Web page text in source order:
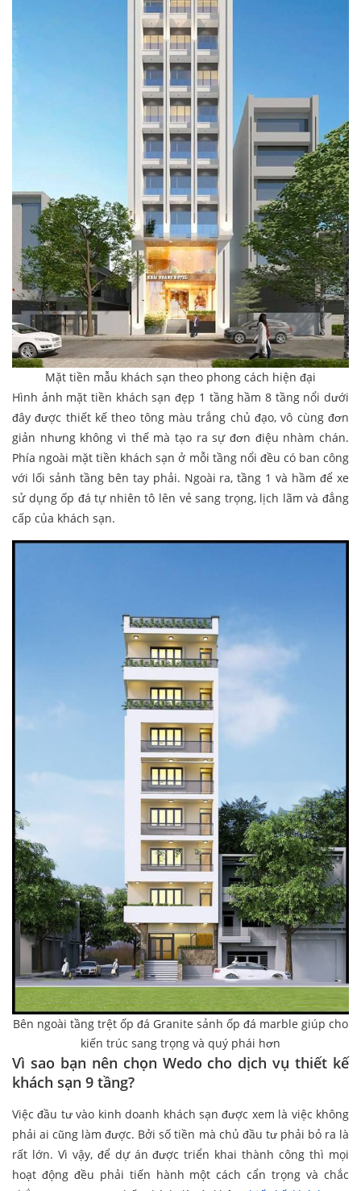
Mặt tiền mẫu khách sạn theo phong cách hiện đại
Hình ảnh mặt tiền khách sạn đẹp 1 tầng hầm 8 tầng nổi dưới
đây được thiết kế theo tông màu trắng chủ đạo, vô cùng đơn
giản nhưng không vì thế mà tạo ra sự đơn điệu nhàm chán.
Phía ngoài mặt tiền khách sạn ở mỗi tầng nổi đều có ban công
với lối sảnh tầng bên tay phải. Ngoài ra, tầng 1 và hầm để xe
sử dụng ốp đá tự nhiên tô lên vẻ sang trọng, lịch lãm và đẳng
cấp của khách sạn.
Bên ngoài tầng trệt ốp đá Granite sảnh ốp đá marble giúp cho
kiến trúc sang trọng và quý phái hơn
Vì sao bạn nên chọn Wedo cho dịch vụ thiết kế
khách sạn 9 tầng?
Việc đầu tư vào kinh doanh khách sạn được xem là việc không
phải ai cũng làm được. Bởi số tiền mà chủ đầu tư phải bỏ ra là
rất lớn. Vì vậy, để dự án được triển khai thành công thì mọi
hoạt động đều phải tiến hành một cách cẩn trọng và chắc